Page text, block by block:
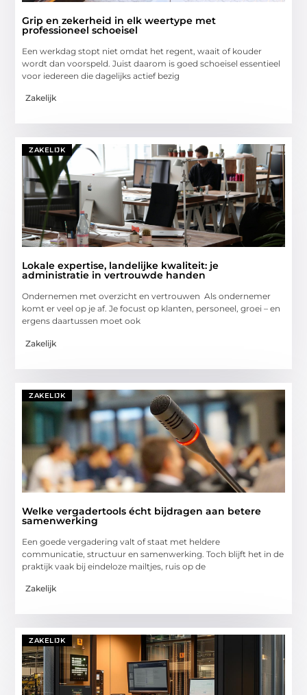
Grip en zekerheid in elk weertype met
professioneel schoeisel
Een werkdag stopt niet omdat het regent, waait of kouder
wordt dan voorspeld. Juist daarom is goed schoeisel essentieel
voor iedereen die dagelijks actief bezig
Zakelijk
ZAKELIJK
Lokale expertise, landelijke kwaliteit: je
administratie in vertrouwde handen
Ondernemen met overzicht en vertrouwen Als ondernemer
komt er veel op je af. Je focust op klanten, personeel, groei – en
ergens daartussen moet ook
Zakelijk
ZAKELIJK
Welke vergadertools écht bijdragen aan betere
samenwerking
Een goede vergadering valt of staat met heldere
communicatie, structuur en samenwerking. Toch blijft het in de
praktijk vaak bij eindeloze mailtjes, ruis op de
Zakelijk
ZAKELIJK